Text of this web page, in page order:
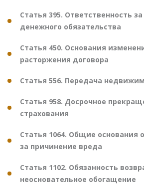
Статья 395. Ответственность
денежного обязательства
Статья 450. Основания
расторжения договора
Статья 556. Передача
Статья 958. Досрочное
страхования
Статья 1064. Общие основания
за причинение вреда
Статья 1102. Обязанность
неосновательное обогащение